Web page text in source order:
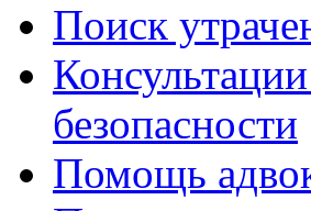
Поиск
безопасности
Помощь